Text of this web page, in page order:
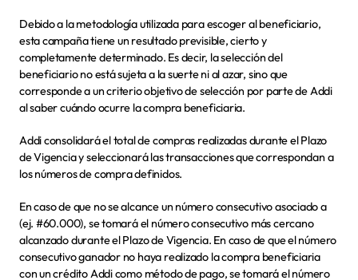
Debido a la metodología utilizada para escoger al beneficiario,
esta campaña tiene un resultado previsible, cierto y
completamente determinado. Es decir, la selección del
beneficiario no está sujeta a la suerte ni al azar, sino que
corresponde a un criterio objetivo de selección por parte de Addi
al saber cuándo ocurre la compra beneficiaria.
Addi consolidará el total de compras realizadas durante el Plazo
de Vigencia y seleccionará las transacciones que correspondan a
los números de compra definidos.
En caso de que no se alcance un número consecutivo asociado a
(ej. #60.000), se tomará el número consecutivo más cercano
alcanzado durante el Plazo de Vigencia. En caso de que el número
consecutivo ganador no haya realizado la compra beneficiaria
con un crédito Addi como método de pago, se tomará el número